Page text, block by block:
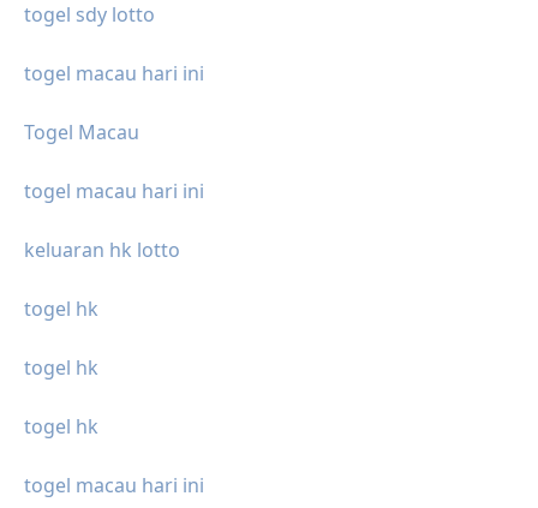
togel sdy lotto
togel macau hari ini
Togel Macau
togel macau hari ini
keluaran hk lotto
togel hk
togel hk
togel hk
togel macau hari ini